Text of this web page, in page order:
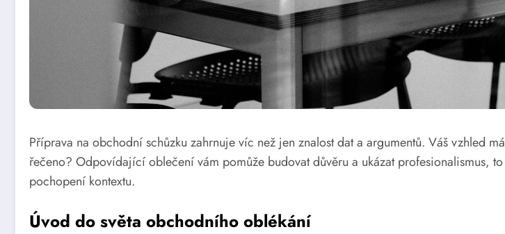
Příprava na obchodní schůzku zahrnuje víc než jen znalost dat a argumentů. Váš vzhled
řečeno? Odpovídající oblečení vám pomůže budovat důvěru a ukázat profesionalismus,
pochopení kontextu.
Úvod do světa obchodního oblékání